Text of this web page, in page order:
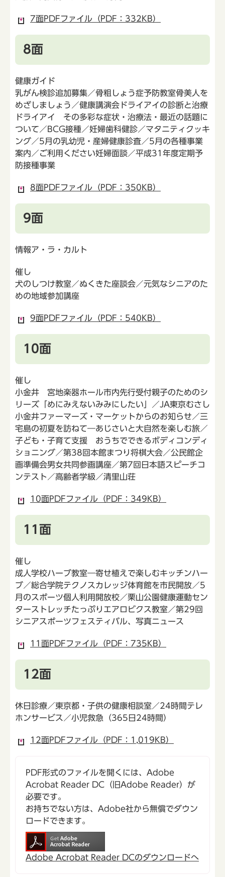
7面PDFファイル（PDF：332KB）
8面
健康ガイド
乳がん検診追加募集／骨粗しょう症予防教室骨美人を
めざしましょう／健康講演会ドライアイの診断と治療
ドライアイ その多彩な症状・治療法・最近の話題に
ついて／BCG接種／妊婦歯科健診／マタニティクッキ
ング／5月の乳幼児・産婦健康診査／5月の各種事業
案内／ご利用ください妊婦面談／平成31年度定期予
防接種事業
8面PDFファイル（PDF：350KB）
9面
情報ア・ラ・カルト
催し
犬のしつけ教室／ぬくきた座談会／元気なシニアのた
めの地域参加講座
9面PDFファイル（PDF：540KB）
10面
催し
小金井 宮地楽器ホール市内先行受付親子のためのシ
リーズ「めにみえないみみにしたい」／JA東京むさし
小金井ファーマーズ・マーケットからのお知らせ／三
宅島の初夏を訪ねて―あじさいと大自然を楽しむ旅／
子ども・子育て支援 おうちでできるボディコンディ
ショニング／第38回本館まつり将棋大会／公民館企
画準備会男女共同参画講座／第7回日本語スピーチコ
ンテスト／高齢者学級／清里山荘
10面PDFファイル（PDF：349KB）
11面
催し
成人学校ハーブ教室―寄せ植えで楽しむキッチンハー
ブ／総合学院テクノスカレッジ体育館を市民開放／5
月のスポーツ個人利用開放校／栗山公園健康運動セン
ターストレッチたっぷりエアロビクス教室／第29回
シニアスポーツフェスティバル、写真ニュース
11面PDFファイル（PDF：735KB）
12面
休日診療／東京都・子供の健康相談室／24時間テレ
ホンサービス／小児救急（365日24時間）
12面PDFファイル（PDF：1,019KB）
PDF形式のファイルを開くには、Adobe
Acrobat Reader DC（旧Adobe Reader）が
必要です。
お持ちでない方は、Adobe社から無償でダウン
ロードできます。
Adobe Acrobat Reader DCのダウンロードへ